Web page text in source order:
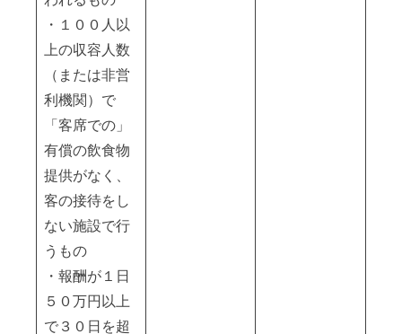
・１００人以
上の収容人数
（または非営
利機関）で
「客席での」
有償の飲食物
提供がなく、
客の接待をし
ない施設で行
うもの
・報酬が１日
５０万円以上
で３０日を超